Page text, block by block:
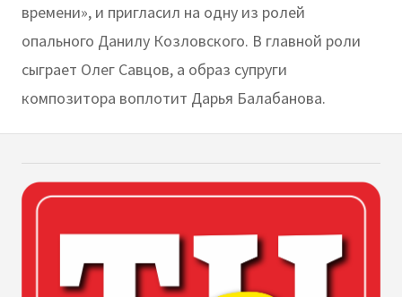
времени», и пригласил на одну из ролей
опального Данилу Козловского. В главной роли
сыграет Олег Савцов, а образ супруги
композитора воплотит Дарья Балабанова.